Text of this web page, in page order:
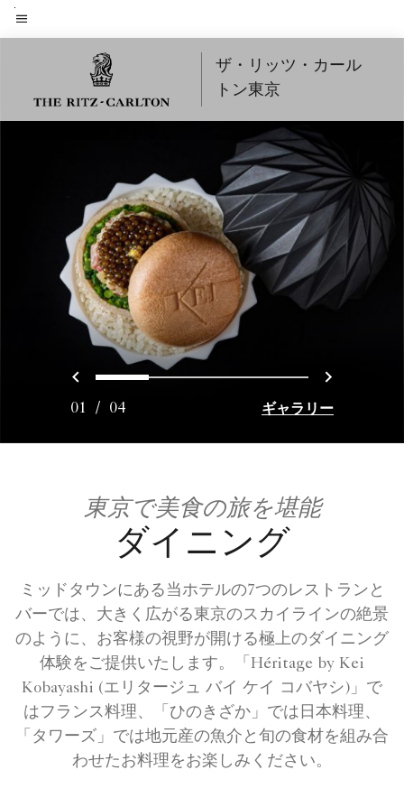
Skip
toメニューのテキスト
ザ・リッツ・カール
トン東京
戻る0 1 2 3 次へ
01 / 04 ギャラリー
東京で美食の旅を堪能
ダイニング
ミッドタウンにある当ホテルの7つのレストランと
バーでは、大きく広がる東京のスカイラインの絶景
のように、お客様の視野が開ける極上のダイニング
体験をご提供いたします。「Héritage by Kei
Kobayashi (エリタージュ バイ ケイ コバヤシ)」で
はフランス料理、「ひのきざか」では日本料理、
「タワーズ」では地元産の魚介と旬の食材を組み合
わせたお料理をお楽しみください。